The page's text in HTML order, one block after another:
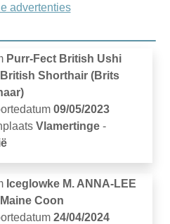
advertenties
Purr-Fect British Ushi
British Shorthair (Brits
09/05/2023
Vlamertinge-
Iceglowke M. ANNA-LEE
Maine Coon
24/04/2024